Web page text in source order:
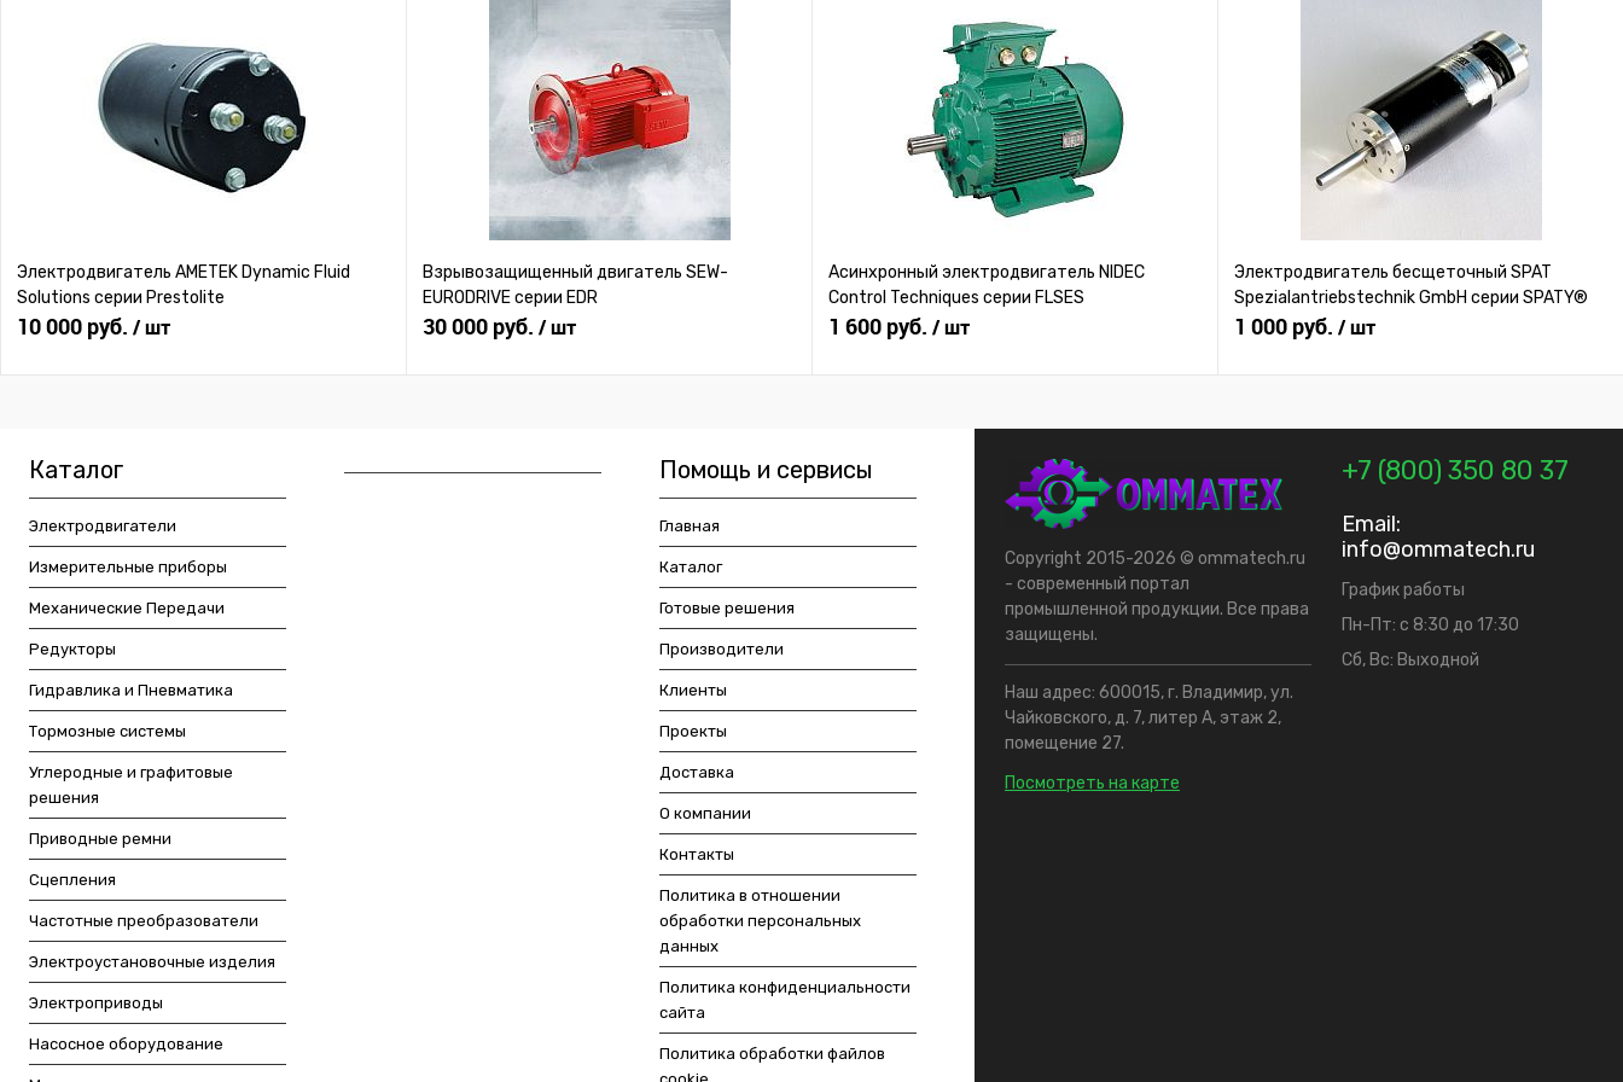
Электродвигатель AMETEK Dynamic Fluid
Solutions серии Prestolite
10 000 руб. / шт
Взрывозащищенный двигатель SEW-
EURODRIVE серии EDR
30 000 руб. / шт
Асинхронный электродвигатель NIDEC
Control Techniques серии FLSES
1 600 руб. / шт
Электродвигатель бесщеточный SPAT
Spezialantriebstechnik GmbH серии SPATY®
1 000 руб. / шт
Каталог
Электродвигатели
Измерительные приборы
Механические Передачи
Редукторы
Гидравлика и Пневматика
Тормозные системы
Углеродные и графитовые
решения
Приводные ремни
Сцепления
Частотные преобразователи
Электроустановочные изделия
Электроприводы
Насосное оборудование
Помощь и сервисы
Главная
Каталог
Готовые решения
Производители
Клиенты
Проекты
Доставка
О компании
Контакты
Политика в отношении
обработки персональных
данных
Политика конфиденциальности
сайта
Политика обработки файлов
Copyright 2015-2026 © ommatech.ru
- современный портал
промышленной продукции. Все права
защищены.
Наш адрес: 600015, г. Владимир, ул.
Чайковского, д. 7, литер А, этаж 2,
помещение 27.
Посмотреть на карте
+7 (800) 350 80 37
Email:
info@ommatech.ru
График работы
Пн-Пт: с 8:30 до 17:30
Сб, Вс: Выходной